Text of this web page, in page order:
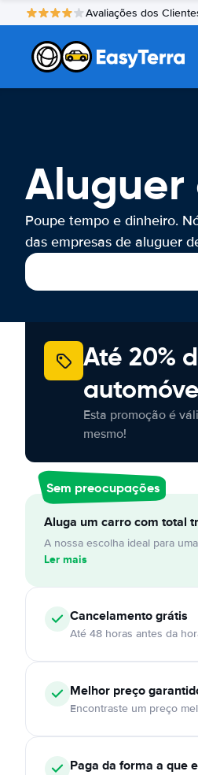
Avaliações dos
Aluguer
Poupe tempo e dinheiro.
das empresas de aluguer
Até 20%
Esta promoção é
mesmo!
Sem preocupações
Aluga um carro com total
A nossa escolha ideal para
Ler mais
Cancelamentográtis
Até 48 horas antes da
Melhor preço
Encontraste um preço
Paga da forma a que